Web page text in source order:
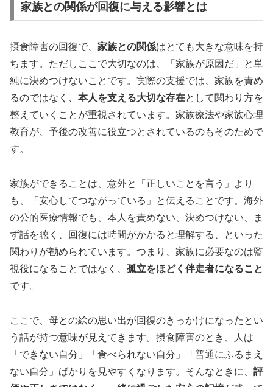
家族との関係が回復に与える影響とは
摂食障害の回復で、 家族との関係はとても大きな意味を持
ちます。ただしここで大切なのは、「家族が原因だ」と単
純に決めつけないことです。実際の支援では、家族を責め
るのではなく、 本人を支える大切な存在として関わり方を
整えていくことが重視されています。家族療法や家族心理
教育が、予後の改善に役立つとされているのもそのためで
す。
家族ができることは、意外と「正しいことを言う」より
も、「安心してつながっている」と伝えることです。海外
の公的医療情報でも、本人を責めない、決めつけない、ま
ず話を聴く、回復には時間がかかると理解する、といった
関わりが勧められています。つまり、家族に必要なのは監
視役になることではなく、 孤立をほどく伴走者になること
です。
ここで、母との絵の思い出が回復のきっかけになったとい
う話が持つ意味が見えてきます。摂食障害のとき、人は
「できない自分」「食べられない自分」「普通にふるまえ
ない自分」ばかりを見やすくなります。そんなときに、 評